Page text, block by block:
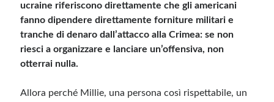
ucraine riferiscono direttamente che gli americani
fanno dipendere direttamente forniture militari e
tranche di denaro dall’attacco alla Crimea: se non
riesci a organizzare e lanciare un’offensiva, non
otterrai nulla.
Allora perché Millie, una persona così rispettabile, un